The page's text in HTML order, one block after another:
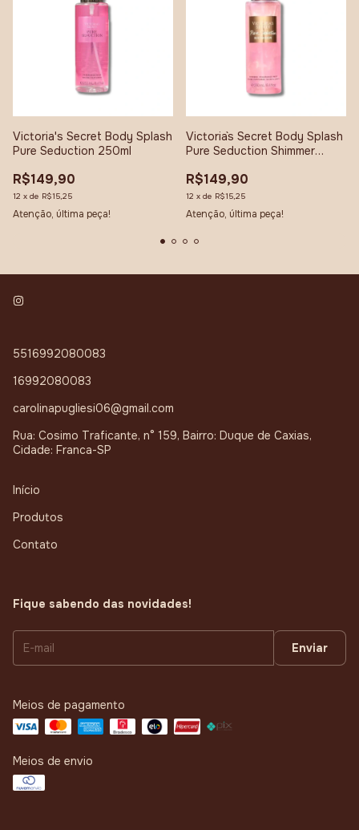
Victoria's Secret Body Splash
Pure Seduction 250ml
R$149,90
12 x de R$15,25
Atenção, última peça!
Victoria`s Secret Body Splash
Pure Seduction Shimmer
R$149,90
12 x de R$15,25
Atenção, última peça!
5516992080083
16992080083
carolinapugliesi06@gmail.com
Rua: Cosimo Traficante, n° 159, Bairro: Duque de Caxias,
Cidade: Franca-SP
Início
Produtos
Contato
Fique sabendo das novidades!
Meios de pagamento
Meios de envio